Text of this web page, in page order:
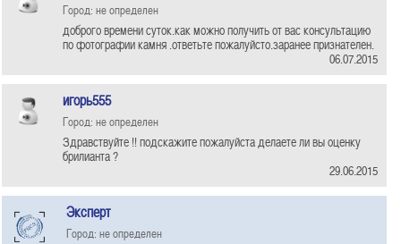
Город: не определен
доброго времени суток.как можно получить от вас консультацию
по фотографии камня .ответьте пожалуйсто.заранее признателен.
06.07.2015
игорь555
Город: не определен
Здравствуйте !! подскажите пожалуйста делаете ли вы оценку
брилианта ?
29.06.2015
Эксперт
Город: не определен